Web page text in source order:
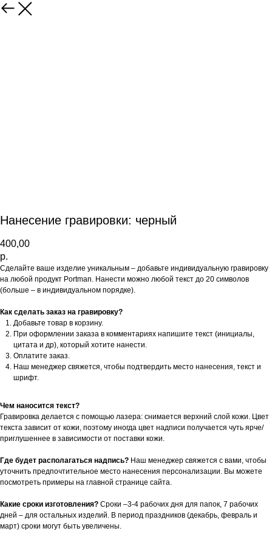
Нанесение гравировки: черный
400,00
р.
Сделайте ваше изделие уникальным – добавьте индивидуальную гравировку
на любой продукт Portman. Нанести можно любой текст до 20 символов
(больше – в индивидуальном порядке).
Как сделать заказ на гравировку?
Добавьте товар в корзину.
При оформлении заказа в комментариях напишите текст (инициалы,
цитата и др), который хотите нанести.
Оплатите заказ.
Наш менеджер свяжется, чтобы подтвердить место нанесения, текст и
шрифт.
Чем наносится текст?
Гравировка делается с помощью лазера: снимается верхний слой кожи. Цвет
текста зависит от кожи, поэтому иногда цвет надписи получается чуть ярче/
приглушеннее в зависимости от поставки кожи.
Где будет располагаться надпись? Наш менеджер свяжется с вами, чтобы
уточнить предпочтительное место нанесения персонализации. Вы можете
посмотреть примеры на главной странице сайта.
Какие сроки изготовления? Сроки –3-4 рабочих дня для папок, 7 рабочих
дней – для остальных изделий. В период праздников (декабрь, февраль и
март) сроки могут быть увеличены.